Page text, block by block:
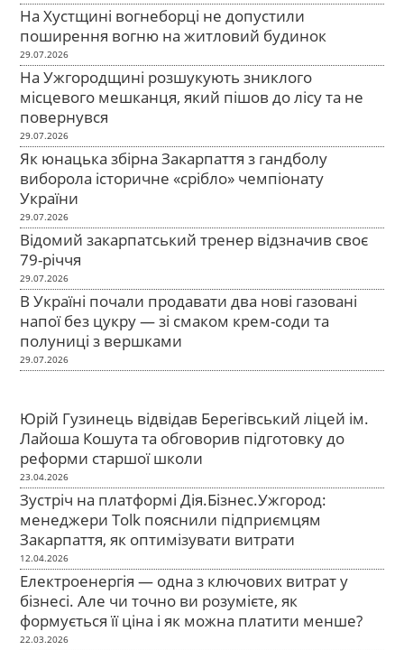
На Хустщині вогнеборці не допустили
поширення вогню на житловий будинок
29.07.2026
На Ужгородщині розшукують зниклого
місцевого мешканця, який пішов до лісу та не
повернувся
29.07.2026
Як юнацька збірна Закарпаття з гандболу
виборола історичне «срібло» чемпіонату
України
29.07.2026
Відомий закарпатський тренер відзначив своє
79-річчя
29.07.2026
В Україні почали продавати два нові газовані
напої без цукру — зі смаком крем-соди та
полуниці з вершками
29.07.2026
Юрій Гузинець відвідав Берегівський ліцей ім.
Лайоша Кошута та обговорив підготовку до
реформи старшої школи
23.04.2026
Зустріч на платформі Дія.Бізнес.Ужгород:
менеджери Tolk пояснили підприємцям
Закарпаття, як оптимізувати витрати
12.04.2026
Електроенергія — одна з ключових витрат у
бізнесі. Але чи точно ви розумієте, як
формується її ціна і як можна платити менше?
22.03.2026